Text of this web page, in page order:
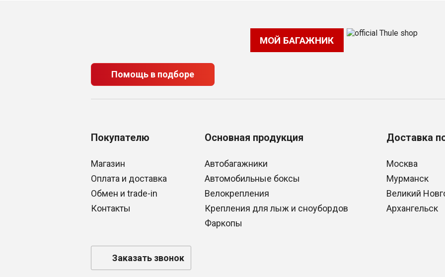
МОЙ БАГАЖНИК
Помощь в подборе
Покупателю
Магазин
Оплата и доставка
Обмен и trade-in
Контакты
Основная продукция
Автобагажники
Автомобильные боксы
Велокрепления
Крепления для лыж и сноубордов
Фаркопы
Доставка
Москва
Мурманск
Великий
Архангельск
Заказать звонок